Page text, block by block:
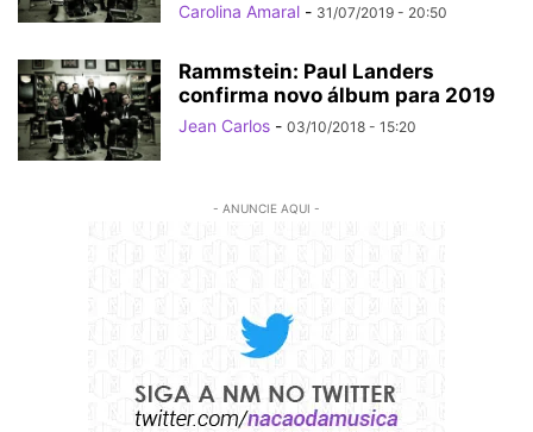
Carolina Amaral - 31/07/2019 - 20:50
Rammstein: Paul Landers
confirma novo álbum para 2019
Jean Carlos - 03/10/2018 - 15:20
- ANUNCIE AQUI -